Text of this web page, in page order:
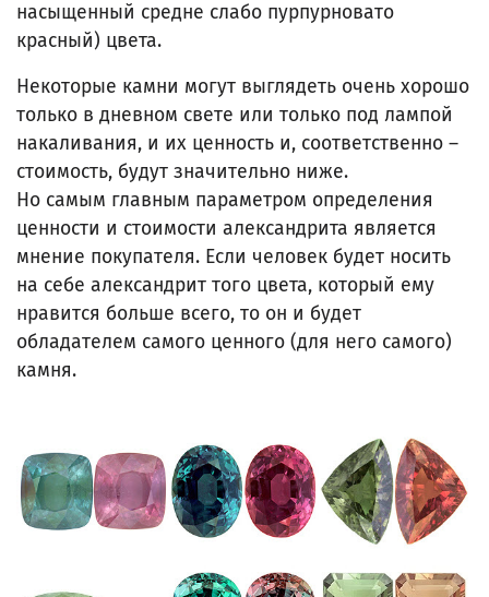
насыщенный средне слабо пурпурновато
красный) цвета.
Некоторые камни могут выглядеть очень хорошо
только в дневном свете или только под лампой
накаливания, и их ценность и, соответственно –
стоимость, будут значительно ниже.
Но самым главным параметром определения
ценности и стоимости александрита является
мнение покупателя. Если человек будет носить
на себе александрит того цвета, который ему
нравится больше всего, то он и будет
обладателем самого ценного (для него самого)
камня.